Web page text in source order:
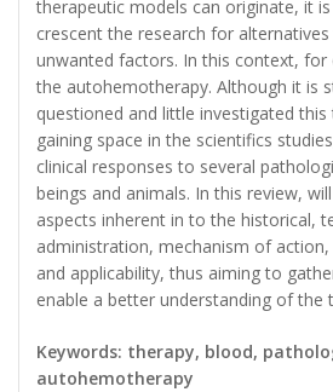
therapeutic models can originate, it
crescent the research for
unwanted factors. In this context, for
the autohemotherapy. Although it is
questioned and little investigated this
gaining space in the scientifics
clinical responses to several
beings and animals. In this review,
aspects inherent in to the historical,
administration, mechanism of
and applicability, thus aiming to
enable a better understanding of the
Keywords: therapy, blood,
autohemotherapy